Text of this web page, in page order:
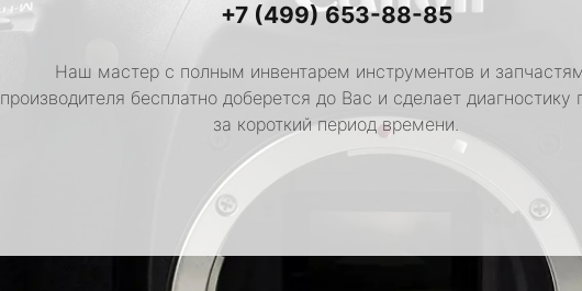
+7 (499) 653-88-85
Наш мастер с полным инвентарем инструментов и
производителя бесплатно доберется до Вас и сделает диагностику
за короткий период времени.